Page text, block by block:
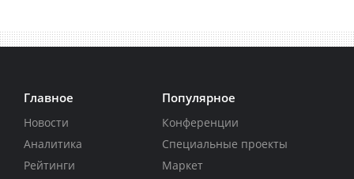
Главное
Новости
Аналитика
Рейтинги
Популярное
Конференции
Специальные проекты
Маркет